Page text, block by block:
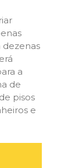
dezenas
a
de
pisos
e